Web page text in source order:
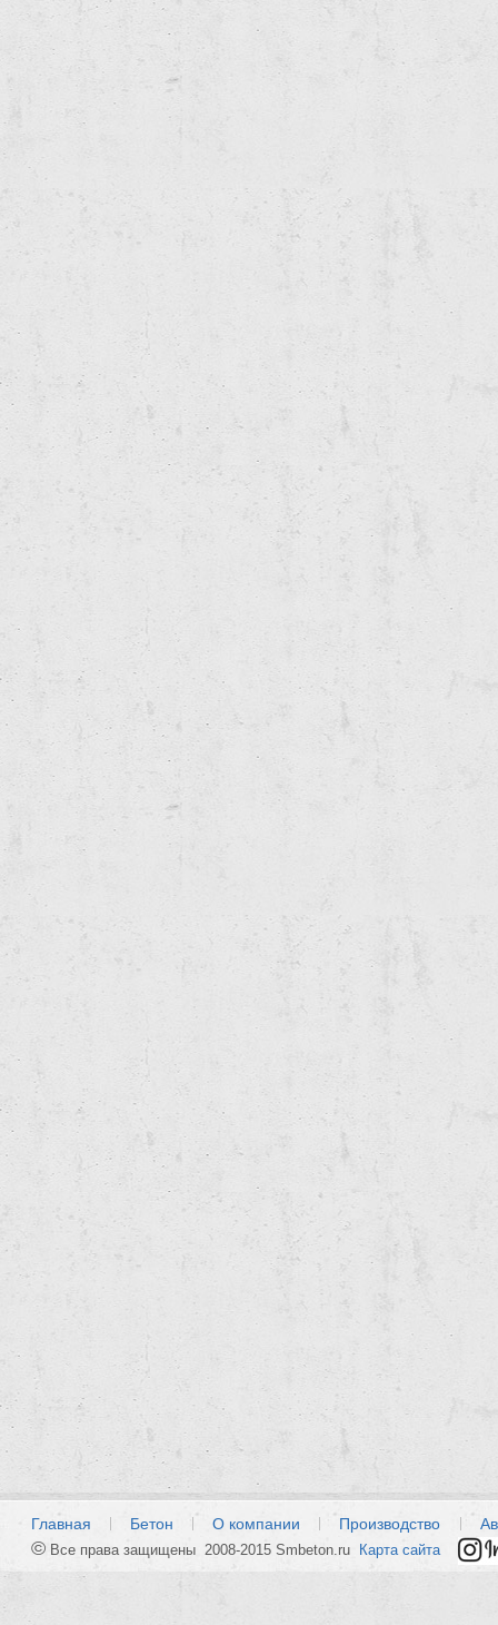
Главная Бетон О компании Производство
© Все права защищены 2008-2015 Smbeton.ru Карта сайта